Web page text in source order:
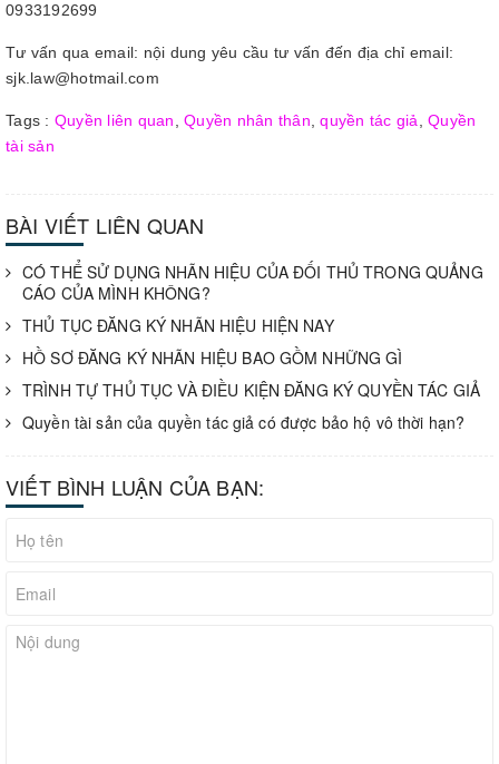
0933192699
Tư vấn qua email: nội dung yêu cầu tư vấn đến địa chỉ email:
sjk.law@hotmail.com
Tags : Quyền liên quan Quyền nhân thân ,quyền tác giả
Quyền
tài sản
BÀI VIẾT LIÊN QUAN
CÓ THỂ SỬ DỤNG NHÃN HIỆU CỦA ĐỐI THỦ TRONG QUẢNG
CÁO CỦA MÌNH KHÔNG?
THỦ TỤC ĐĂNG KÝ NHÃN HIỆU HIỆN NAY
HỒ SƠ ĐĂNG KÝ NHÃN HIỆU BAO GỒM NHỮNG GÌ
TRÌNH TỰ THỦ TỤC VÀ ĐIỀU KIỆN ĐĂNG KÝ QUYỀN TÁC GIẢ
Quyền tài sản của quyền tác giả có được bảo hộ vô thời hạn?
VIẾT BÌNH LUẬN CỦA BẠN: